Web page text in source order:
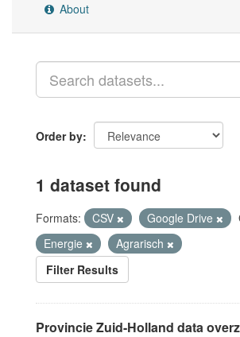
About
Order by
1 dataset found
Formats: CSV Google Drive
Energie
Agrarisch
Filter Results
Provincie Zuid-Holland data